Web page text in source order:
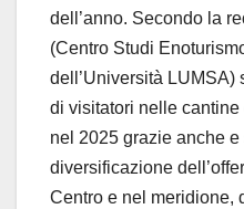
dell’anno. Secondo la
(Centro Studi
dell’Università LUMSA)
di visitatori nelle
nel 2025 grazie anche e
diversificazione
Centro e nel meridione,